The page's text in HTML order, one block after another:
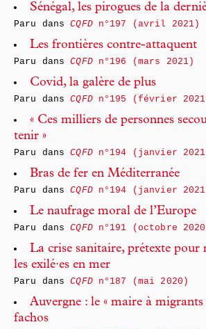
Sénégal, les pirogues de la
Paru dansCQFDn°197 (avril 2021)
Les frontières contre-attaquent
Paru dansCQFDn°196 (mars 2021)
Covid, la galère de plus
Paru dansCQFDn°195 (février
« Ces milliers de personnes
tenir »
Paru dansCQFDn°194 (janvier
Bras de fer en Méditerranée
Paru dansCQFDn°194 (janvier
Le naufrage moral de l’Europe
Paru dansCQFDn°191 (octobre
La crise sanitaire, prétexte pour
les exilé·es en mer
Paru dansCQFDn°187 (mai 2020)
Auvergne : le « maire à migrants
fachos